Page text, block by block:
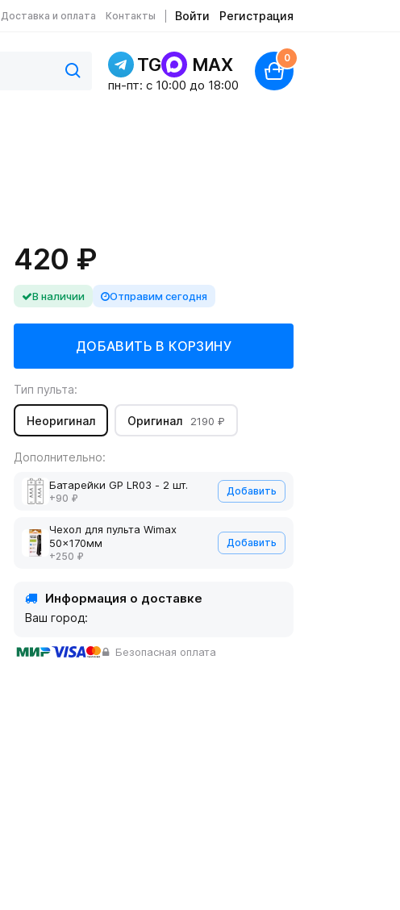
Доставка и оплата Контакты Войти Регистрация
TG MAX
пн-пт: c 10:00 до 18:00
0
420 ₽
В наличии Отправим сегодня
Тип пульта:
Неоригинал Оригинал 2190 ₽
Дополнительно:
Батарейки GP LR03 - 2 шт.
+90 ₽
Добавить
Чехол для пульта Wimax
50x170мм
+250 ₽
Добавить
Информация о доставке
Ваш город:
Безопасная оплата